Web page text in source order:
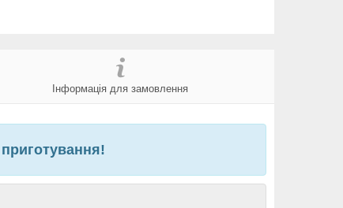
Інформація для замовлення